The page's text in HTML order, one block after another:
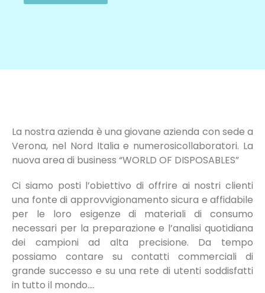
La nostra azienda è una giovane azienda con sede a
Verona, nel Nord Italia e numerosicollaboratori. La
nuova area di business “WORLD OF DISPOSABLES”
Ci siamo posti l’obiettivo di offrire ai nostri clienti
una fonte di approvvigionamento sicura e affidabile
per le loro esigenze di materiali di consumo
necessari per la preparazione e l’analisi quotidiana
dei campioni ad alta precisione. Da tempo
possiamo contare su contatti commerciali di
grande successo e su una rete di utenti soddisfatti
in tutto il mondo….